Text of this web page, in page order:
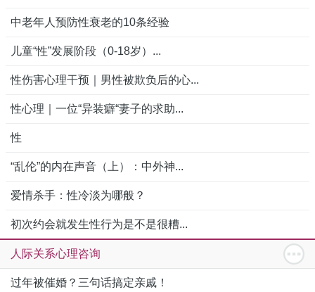
中老年人预防性衰老的10条经验
儿童“性”发展阶段（0-18岁）...
性伤害心理干预｜男性被欺负后的心...
性心理｜一位“异装癖“妻子的求助...
性
“乱伦”的内在声音（上）：中外神...
爱情杀手：性冷淡为哪般？
初次约会就发生性行为是不是很糟...
人际关系心理咨询
过年被催婚？三句话搞定亲戚！